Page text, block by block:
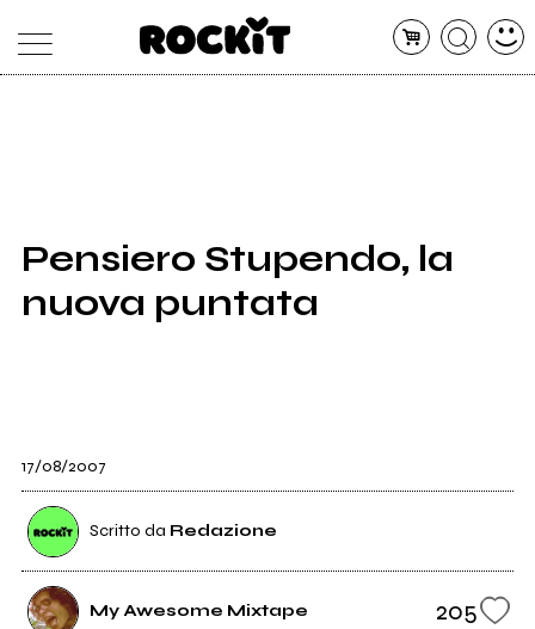
SHOP
RADIO
Pensiero Stupendo, la
nuova puntata
17/08/2007
Scritto da Redazione
My Awesome Mixtape 205